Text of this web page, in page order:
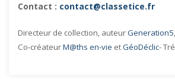
Contact : contact@classetice.fr
Directeur de collection, auteurGeneration5,
Co-créateurM@ths en-vie etGéoDéclic-